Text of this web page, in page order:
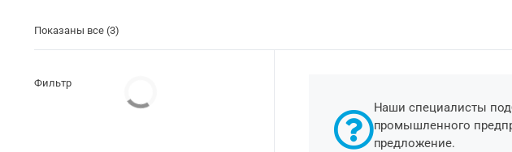
Показаны все (3)
Наши специалисты
промышленного
предложение.
Фильтр